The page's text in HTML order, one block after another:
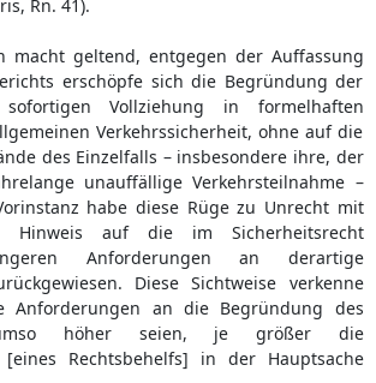
Rn. 41).
macht geltend, entgegen der Auffassung
erschöpfe sich die Begründung der
Vollziehung in formelhaften
Verkehrssicherheit, ohne auf die
des Einzelfalls – insbesondere ihre, der
unauffällige Verkehrsteilnahme –
habe diese Rüge zu Unrecht mit
Hinweis auf die im Sicherheitsrecht
Anforderungen an derartige
Diese Sichtweise verkenne
Anforderungen an die Begründung des
umso höher seien, je größer die
[eines Rechtsbehelfs] in der Hauptsache